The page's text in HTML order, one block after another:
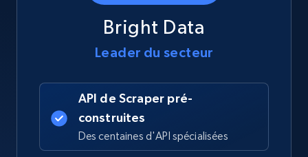
Bright Data
Leader du secteur
API de Scraper pré-
construites
Des centaines d'API spécialisées